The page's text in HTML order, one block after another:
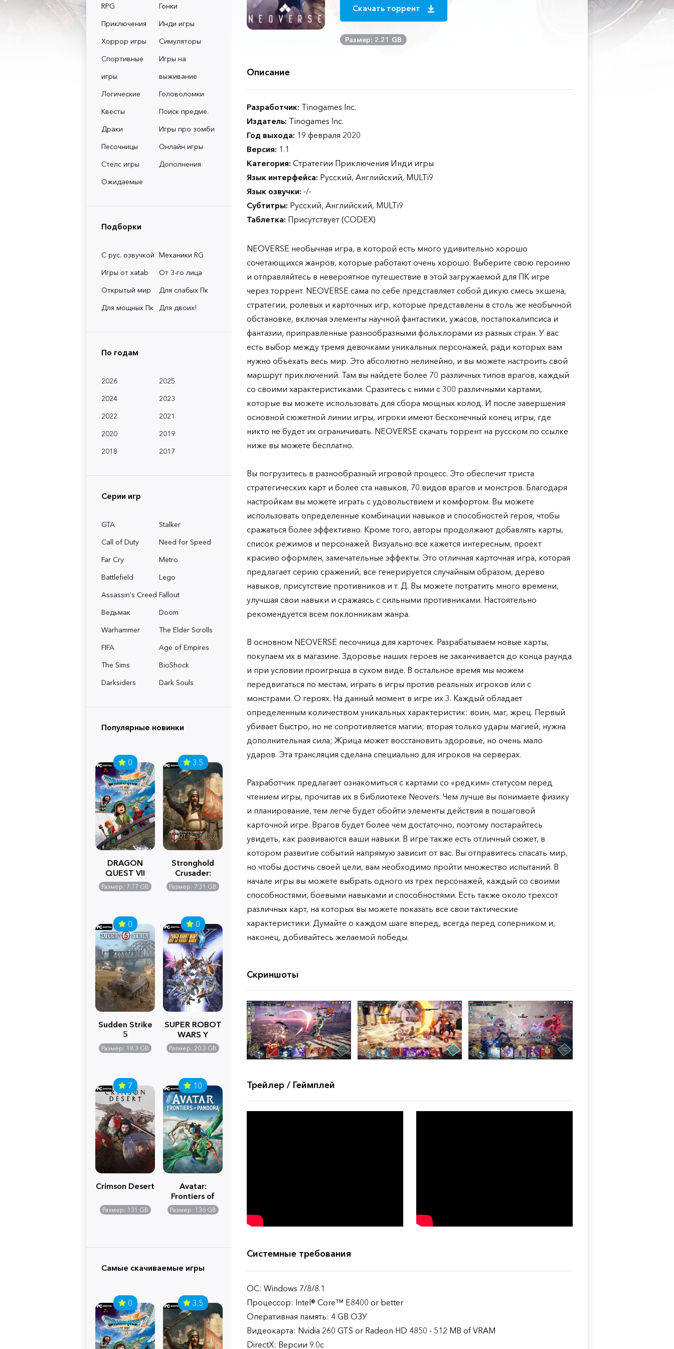
RPG
Гонки
Приключения
Инди игры
Хоррор игры
Симуляторы
Спортивные
игры
Игры на
выживание
Логические
Головоломки
Квесты
Поиск предме.
Драки
Игры про зомби
Песочницы
Онлайн игры
Стелс игры
Дополнения
Ожидаемые
Подборки
С рус. озвучкой Механики RG
Игры от xatab
От 3-го лица
Открытый мир
Для слабых Пк
Для мощных Пк
Для двоих!
По годам
2026
2025
2024
2023
2022
2021
2020
2019
2018
2017
Серии игр
GTA
Stalker
Call of Duty
Need for Speed
Far Cry
Metro
Battlefield
Lego
Assassin's Creed Fallout
Ведьмак
Doom
Warhammer
The Elder Scrolls
FIFA
Age of Empires
The Sims
BioShock
Darksiders
Dark Souls
Популярные новинки
0
DRAGON
QUEST VII
Reimagined
Размер: 7.77 GB
3.5
Stronghold
Crusader:
Definitive
Edition
Размер: 7.31 GB
0
Sudden Strike
5
Размер: 18.3 GB
0
SUPER ROBOT
WARS Y
Размер: 20.3 GB
7
Crimson Desert
Размер: 131 GB
10
Avatar:
Frontiers of
Pandora
Размер: 136 GB
Самые скачиваемые игры
0 3.5
Скачать торрент
Размер: 2.21 GB
Описание
Разработчик: Tinogames Inc.
Издатель: Tinogames Inc.
Год выхода: 19 февраля 2020
Версия: 1.1
Категория: Стратегии Приключения Инди игры
Язык интерфейса: Русский, Английский, MULTi9
Язык озвучки: -/-
Субтитры: Русский, Английский, MULTi9
Таблетка: Присутствует (CODEX)
NEOVERSE необычная игра, в которой есть много удивительно хорошо
сочетающихся жанров, которые работают очень хорошо. Выберите свою героиню
и отправляйтесь в невероятное путешествие в этой загружаемой для ПК игре
через торрент. NEOVERSE сама по себе представляет собой дикую смесь экшена,
стратегии, ролевых и карточных игр, которые представлены в столь же необычной
обстановке, включая элементы научной фантастики, ужасов, постапокалипсиса и
фантазии, приправленные разнообразными фольклорами из разных стран. У вас
есть выбор между тремя девочками уникальных персонажей, ради которых вам
нужно объехать весь мир. Это абсолютно нелинейно, и вы можете настроить свой
маршрут приключений. Там вы найдете более 70 различных типов врагов, каждый
со своими характеристиками. Сразитесь с ними с 300 различными картами,
которые вы можете использовать для сбора мощных колод. И после завершения
основной сюжетной линии игры, игроки имеют бесконечный конец игры, где
никто не будет их ограничивать. NEOVERSE скачать торрент на русском по ссылке
ниже вы можете бесплатно.
Вы погрузитесь в разнообразный игровой процесс. Это обеспечит триста
стратегических карт и более ста навыков, 70 видов врагов и монстров. Благодаря
настройкам вы можете играть с удовольствием и комфортом. Вы можете
использовать определенные комбинации навыков и способностей героя, чтобы
сражаться более эффективно. Кроме того, авторы продолжают добавлять карты,
список режимов и персонажей. Визуально все кажется интересным, проект
красиво оформлен, замечательные эффекты. Это отличная карточная игра, которая
предлагает серию сражений, все генерируется случайным образом, дерево
навыков, присутствие противников и т. Д. Вы можете потратить много времени,
улучшая свои навыки и сражаясь с сильными противниками. Настоятельно
рекомендуется всем поклонникам жанра.
В основном NEOVERSE песочница для карточек. Разрабатываем новые карты,
покупаем их в магазине. Здоровье наших героев не заканчивается до конца раунда
и при условии проигрыша в сухом виде. В остальное время мы можем
передвигаться по местам, играть в игры против реальных игроков или с
монстрами. О героях. На данный момент в игре их 3. Каждый обладает
определенным количеством уникальных характеристик: воин, маг, жрец. Первый
убивает быстро, но не сопротивляется магии; вторая только удары магией, нужна
дополнительная сила; Жрица может восстановить здоровье, но очень мало
ударов. Эта трансляция сделана специально для игроков на серверах.
Разработчик предлагает ознакомиться с картами со «редким» статусом перед
чтением игры, прочитав их в библиотеке Neovers. Чем лучше вы понимаете физику
и планирование, тем легче будет обойти элементы действия в пошаговой
карточной игре. Врагов будет более чем достаточно, поэтому постарайтесь
увидеть, как развиваются ваши навыки. В игре также есть отличный сюжет, в
котором развитие событий напрямую зависит от вас. Вы отправитесь спасать мир,
но чтобы достичь своей цели, вам необходимо пройти множество испытаний. В
начале игры вы можете выбрать одного из трех персонажей, каждый со своими
способностями, боевыми навыками и способностями. Есть также около трехсот
различных карт, на которых вы можете показать все свои тактические
характеристики. Думайте о каждом шаге вперед, всегда перед соперником и,
наконец, добивайтесь желаемой победы.
Скриншоты
Трейлер / Геймплей
Системные требования
ОС: Windows 7/8/8.1
Процессор: Intel® Core™ E8400 or better
Оперативная память: 4 GB ОЗУ
Видеокарта: Nvidia 260 GTS or Radeon HD 4850 - 512 MB of VRAM
DirectX: Версии 9.0c